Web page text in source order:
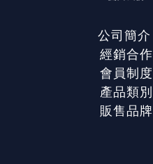
公司簡介
經銷合作
會員制度
產品類別
販售品牌